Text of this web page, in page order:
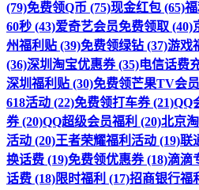
(79)免费领Q币 (75)现金红包 (65)
60秒 (43)爱奇艺会员免费领取 (40)
州福利贴 (39)免费领绿钻 (37)游戏
(36)深圳淘宝优惠券 (35)电信话费
深圳福利贴 (30)免费领芒果TV会
618活动 (22)免费领打车券 (21)QQ
券 (20)QQ超级会员福利 (20)北京
活动 (20)王者荣耀福利活动 (19)联
换话费 (19)免费领优惠券 (18)滴滴
话费 (18)限时福利 (17)招商银行福